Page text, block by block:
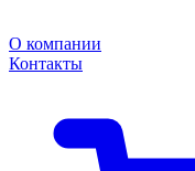
О компании
Контакты